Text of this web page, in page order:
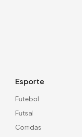
Esporte
Futebol
Futsal
Corridas